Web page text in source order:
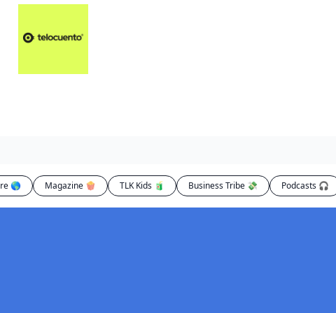
🌎 Magazine 🍿 TLK Kids 🧃 Business Tribe 💸 Podcasts 🎧